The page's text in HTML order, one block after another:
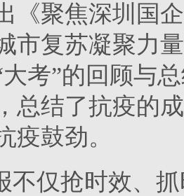
《聚焦深圳国
市复苏凝聚力
考”的回顾与
总结了抗疫的
疫鼓劲。
不仅抢时效、